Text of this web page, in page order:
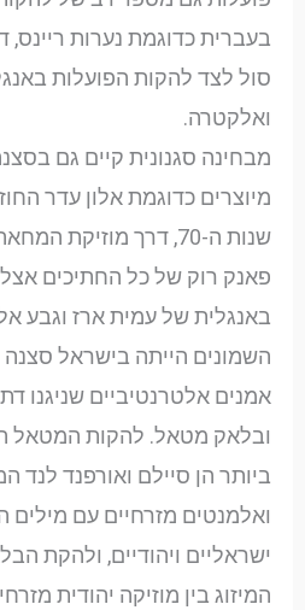
בעברית כדוגמת נערות ריינס,
סול לצד להקות הפועלות
ואלקטרה.
מבחינה סגנונית קיים גם
מיוצרים כדוגמת אלון עדר
שנות ה-70, דרך מוזיקת
פאנק רוק של כל החתיכים
באנגלית של עמית ארז וגבע
השמונים הייתה בישראל
אמנים אלטרנטיביים שניגנו
ובלאק מטאל. להקות המטאל
ביותר הן סיילם ואורפנד
ואלמנטים מזרחיים עם
ישראליים ויהודיים, ולהקת
המיזוג בין מוזיקה יהודית